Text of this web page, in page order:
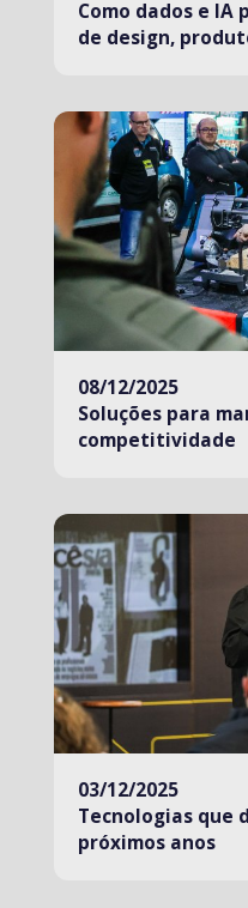
Como dados e IA
de design,
08/12/2025
Soluções para
competitividade
03/12/2025
Tecnologias que
próximos anos